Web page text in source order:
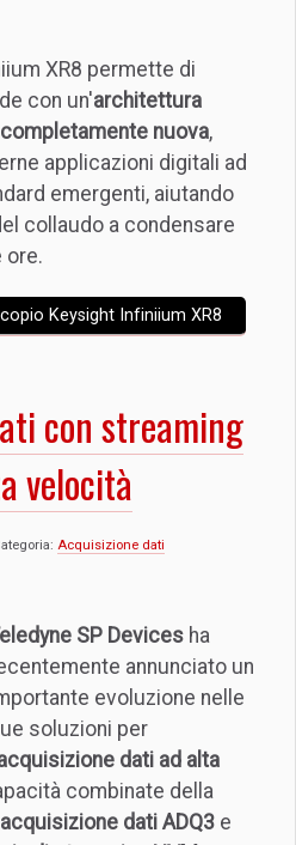
XR8 permette di
con un'architettura
nuova,
applicazioni digitali ad
emergenti, aiutando
collaudo a condensare
ore.
Keysight Infiniium XR8
con streaming
velocità
Acquisizione dati
SP Devices ha
annunciato un
evoluzione nelle
soluzioni per
dati ad alta
combinate della
dati ADQ3 e